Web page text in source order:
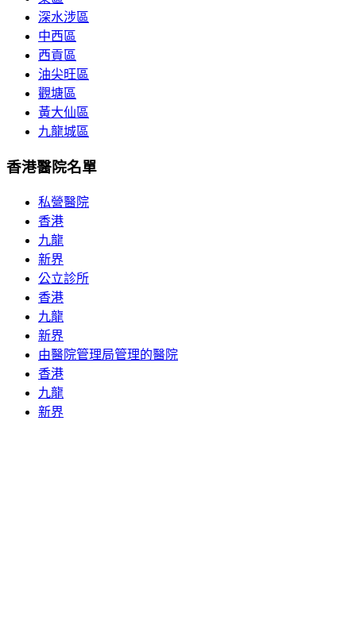
深水涉區
中西區
西貢區
油尖旺區
觀塘區
黃大仙區
九龍城區
香港醫院名單
私營醫院
香港
九龍
新界
公立診所
香港
九龍
新界
由醫院管理局管理的醫院
香港
九龍
新界